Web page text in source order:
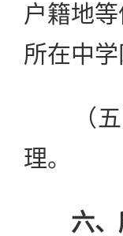
户籍地
所在中学
（五）
理。
六